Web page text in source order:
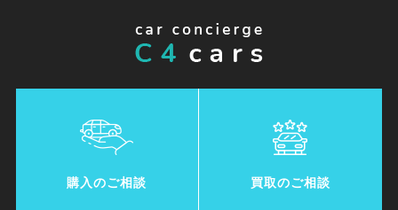
購入のご相談 買取のご相談